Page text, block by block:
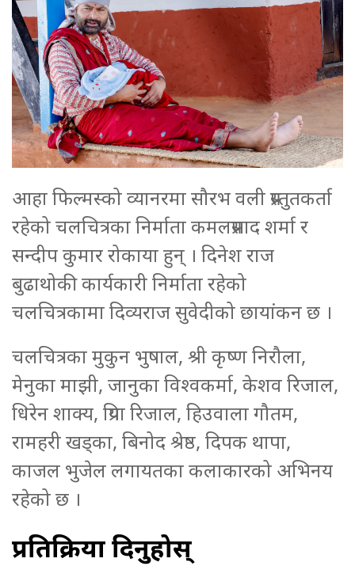
आहा फिल्मस्को व्यानरमा सौरभ वली प्रस्तुतकर्ता
रहेको चलचित्रका निर्माता कमलप्रसाद शर्मा र
सन्दीप कुमार रोकाया हुन् । दिनेश राज
बुढाथोकी कार्यकारी निर्माता रहेको
चलचित्रकामा दिव्यराज सुवेदीको छायांकन छ ।
चलचित्रका मुकुन भुषाल, श्री कृष्ण निरौला,
मेनुका माझी, जानुका विश्वकर्मा, केशव रिजाल,
धिरेन शाक्य, प्रिया रिजाल, हिउवाला गौतम,
रामहरी खड्का, बिनोद श्रेष्ठ, दिपक थापा,
काजल भुजेल लगायतका कलाकारको अभिनय
रहेको छ ।
प्रतिक्रिया दिनुहोस्